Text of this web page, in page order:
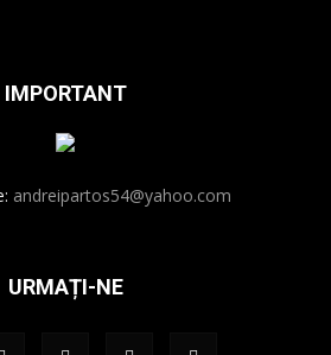
IMPORTANT
andreipartos54@yahoo.com
URMAȚI-NE